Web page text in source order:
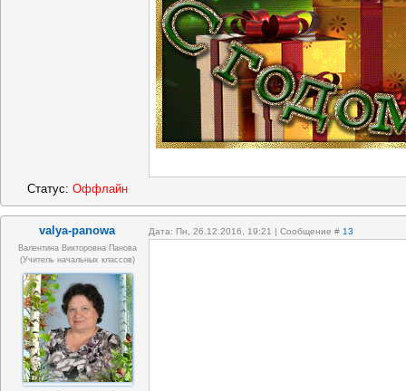
Статус: Оффлайн
valya-panowa Дата: Пн, 26.12.2016, 19:21 | Сообщение # 13
Валентина Викторовна Панова
(Учитель начальных классов)